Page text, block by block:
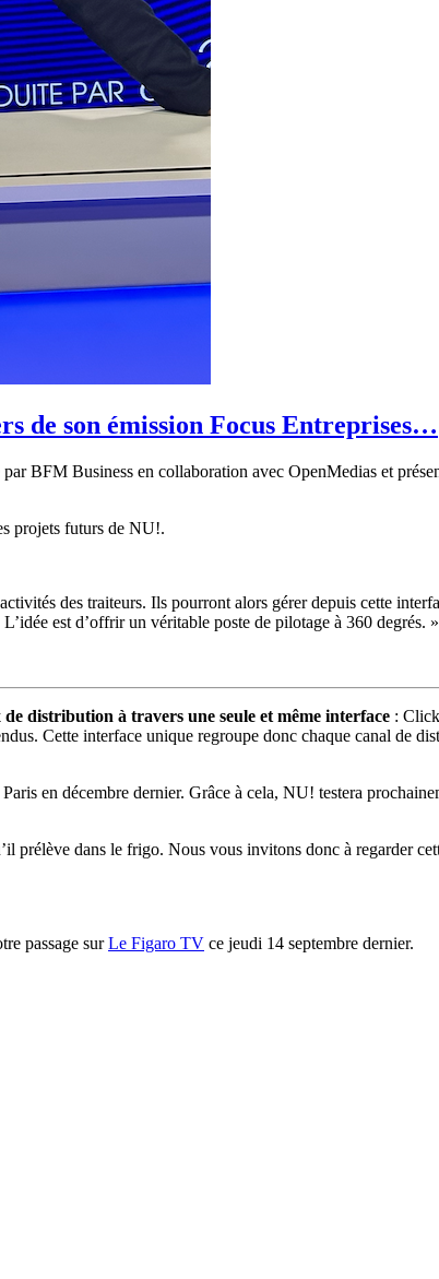
de son émission Focus Entreprises…
BFM Business en collaboration avec OpenMedias et
projets futurs de NU!.
des traiteurs. Ils pourront alors gérer depuis cette
est d’offrir un véritable poste de pilotage à 360 degrés. »
distribution à travers une seule et même interface :
Cette interface unique regroupe donc chaque canal de
en décembre dernier. Grâce à cela, NU! testera
prélève dans le frigo. Nous vous invitons donc à regarder
passage surLe Figaro TV ce jeudi 14 septembre dernier.